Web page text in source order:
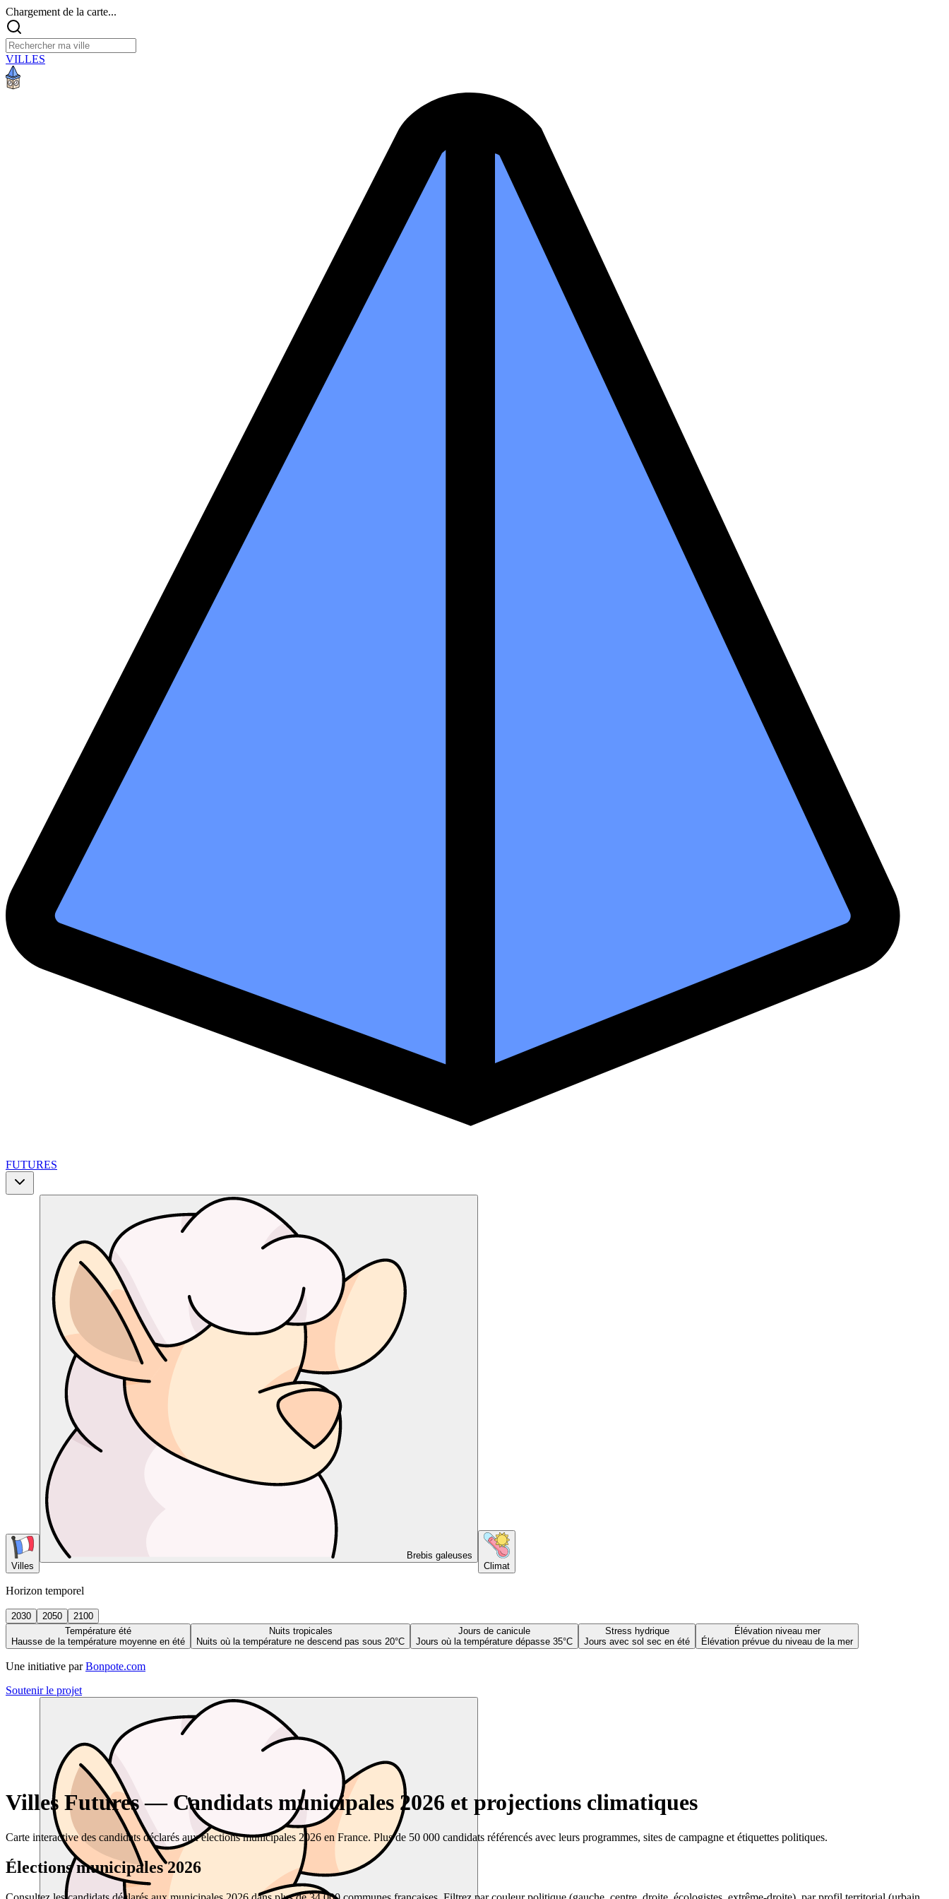
Chargement de la carte...
VILLES
FUTURES
Villes
Brebis galeuses
Climat
Horizon temporel
2030 2050
2100
Température été
Hausse de la température moyenne en été
Nuits tropicales
Nuits où la température ne descend pas sous 20°C
Jours de canicule
Jours où la température dépasse 35°C
Stress hydrique
Jours avec sol sec en été
Élévation niveau mer
Élévation prévue du niveau de la mer
Une initiative par Bonpote.com
Soutenir le projet
Villes Futures — Candidats municipales 2026 et projections climatiques
Carte interactive des candidats déclarés aux élections municipales 2026 en France. Plus de 50 000 candidats référencés avec leurs programmes, sites de campagne et étiquettes politiques.
Élections municipales 2026